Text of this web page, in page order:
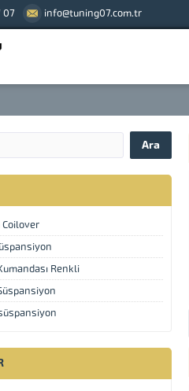
07 info@tuning07.com.tr
Coilover
Renkli